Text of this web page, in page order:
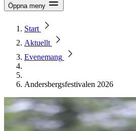
Öppna meny
Start
Aktuellt
Evenemang
Andersbergsfestivalen 2026